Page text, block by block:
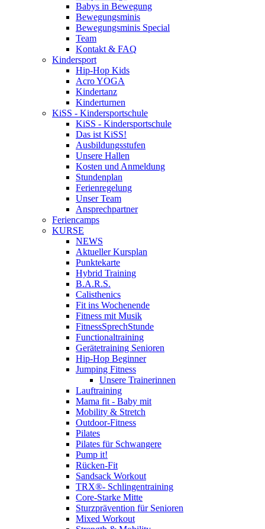
Babys in Bewegung
Bewegungsminis
Bewegungsminis Special
Team
Kontakt & FAQ
Kindersport
Hip-Hop Kids
Acro YOGA
Kindertanz
Kinderturnen
KiSS - Kindersportschule
KiSS - Kindersportschule
Das ist KiSS!
Ausbildungsstufen
Unsere Hallen
Kosten und Anmeldung
Stundenplan
Ferienregelung
Unser Team
Ansprechpartner
Feriencamps
KURSE
NEWS
Aktueller Kursplan
Punktekarte
Hybrid Training
B.A.R.S.
Calisthenics
Fit ins Wochenende
Fitness mit Musik
FitnessSprechStunde
Functionaltraining
Gerätetraining Senioren
Hip-Hop Beginner
Jumping Fitness
Unsere Trainerinnen
Lauftraining
Mama fit - Baby mit
Mobility & Stretch
Outdoor-Fitness
Pilates
Pilates für Schwangere
Pump it!
Rücken-Fit
Sandsack Workout
TRX®- Schlingentraining
Core-Starke Mitte
Sturzprävention für Senioren
Mixed Workout